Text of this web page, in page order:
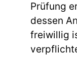
Prüfung
dessen
freiwillig